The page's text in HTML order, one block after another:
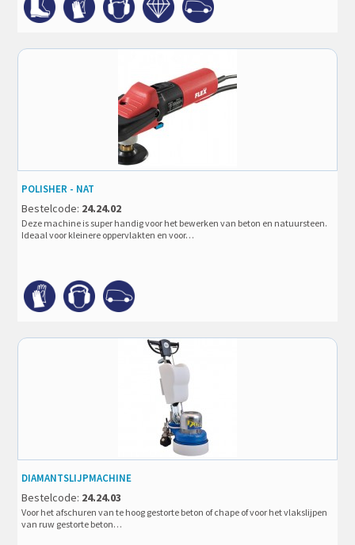
POLISHER - NAT
Bestelcode: 24.24.02
Deze machine is super handig voor het bewerken van beton en natuursteen.
Ideaal voor kleinere oppervlakten en voor…
DIAMANTSLIJPMACHINE
Bestelcode: 24.24.03
Voor het afschuren van te hoog gestorte beton of chape of voor het vlakslijpen
van ruw gestorte beton…